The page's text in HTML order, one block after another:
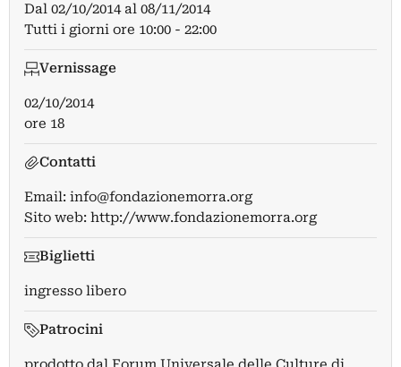
Dal 02/10/2014al 08/11/2014
Tutti i giorni ore 10:00 - 22:00
Vernissage
02/10/2014
ore 18
Contatti
Email: info@fondazionemorra.org
Sito web: http://www.fondazionemorra.org
Biglietti
ingresso libero
Patrocini